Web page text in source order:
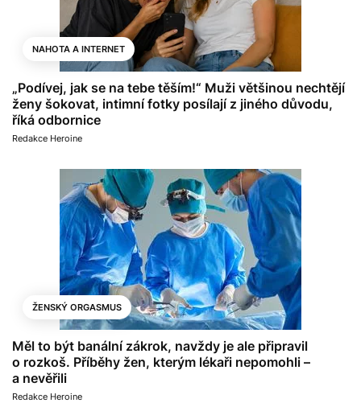
NAHOTA A INTERNET
„Podívej, jak se na tebe těším!“ Muži většinou nechtějí
ženy šokovat, intimní fotky posílají z jiného důvodu,
říká odbornice
Redakce Heroine
ŽENSKÝ ORGASMUS
Měl to být banální zákrok, navždy je ale připravil
o rozkoš. Příběhy žen, kterým lékaři nepomohli –
a nevěřili
Redakce Heroine